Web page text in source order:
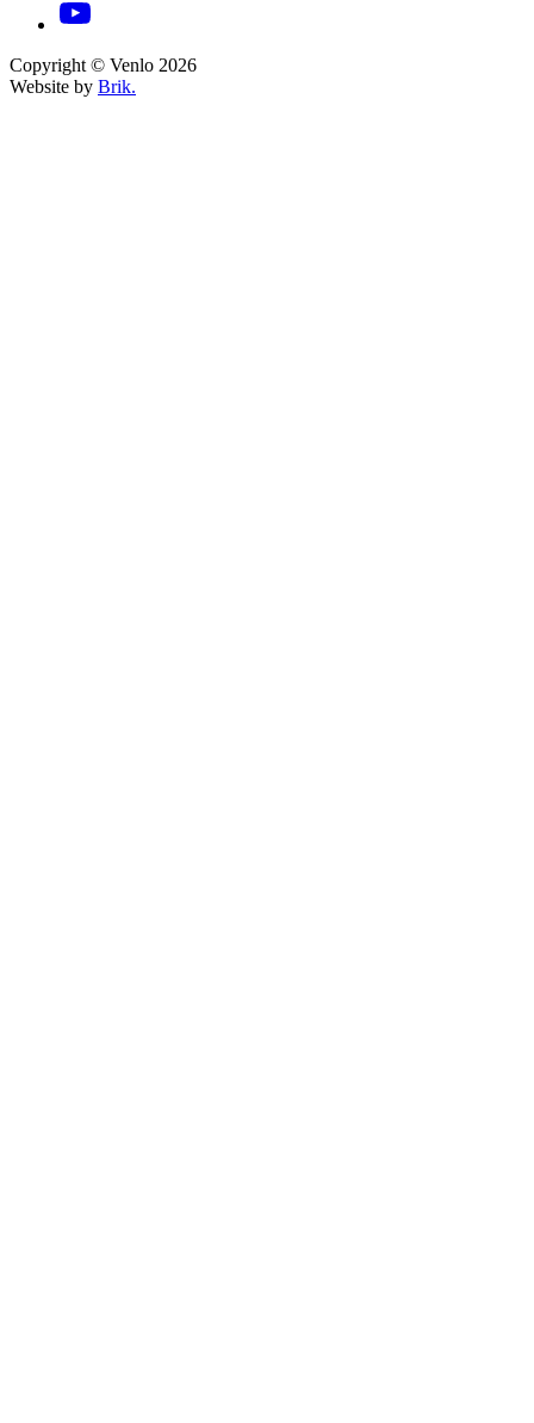
Copyright © Venlo 2026
Website by Brik.